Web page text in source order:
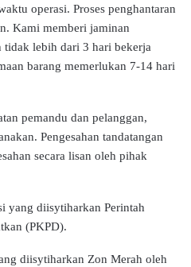
operasi. Proses penghantaran
Kami memberi jaminan
tidak lebih dari 3 hari bekerja
barang memerlukan 7-14 hari
pemandu dan pelanggan,
Pengesahan tandatangan
secara lisan oleh pihak
yang diisytiharkan Perintah
(PKPD).
diisytiharkan Zon Merah oleh